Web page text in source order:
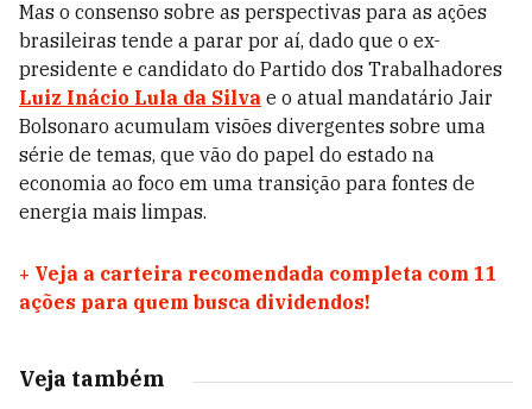
Mas o consenso sobre as perspectivas para as ações
brasileiras tende a parar por aí, dado que o ex-
presidente e candidato do Partido dos Trabalhadores
Luiz Inácio Lula da Silva e o atual mandatário Jair
Bolsonaro acumulam visões divergentes sobre uma
série de temas, que vão do papel do estado na
economia ao foco em uma transição para fontes de
energia mais limpas.
+ Veja a carteira recomendada completa com 11
ações para quem busca dividendos!
Veja também